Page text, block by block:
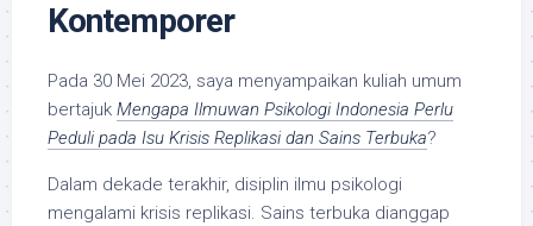
Kontemporer
Pada 30 Mei 2023, saya menyampaikan kuliah umum
bertajuk Mengapa Ilmuwan Psikologi Indonesia Perlu
Peduli pada Isu Krisis Replikasi dan Sains Terbuka?
Dalam dekade terakhir, disiplin ilmu psikologi
mengalami krisis replikasi. Sains terbuka dianggap